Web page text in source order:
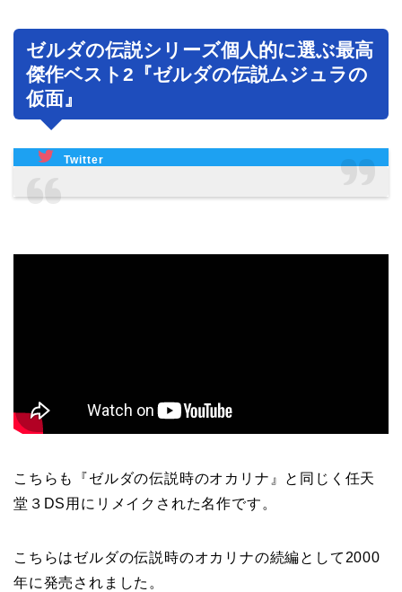
ゼルダの伝説シリーズ個人的に選ぶ最高
傑作ベスト2『ゼルダの伝説ムジュラの
仮面』
Twitter
こちらも『ゼルダの伝説時のオカリナ』と同じく任天
堂３DS用にリメイクされた名作です。
こちらはゼルダの伝説時のオカリナの続編として2000
年に発売されました。